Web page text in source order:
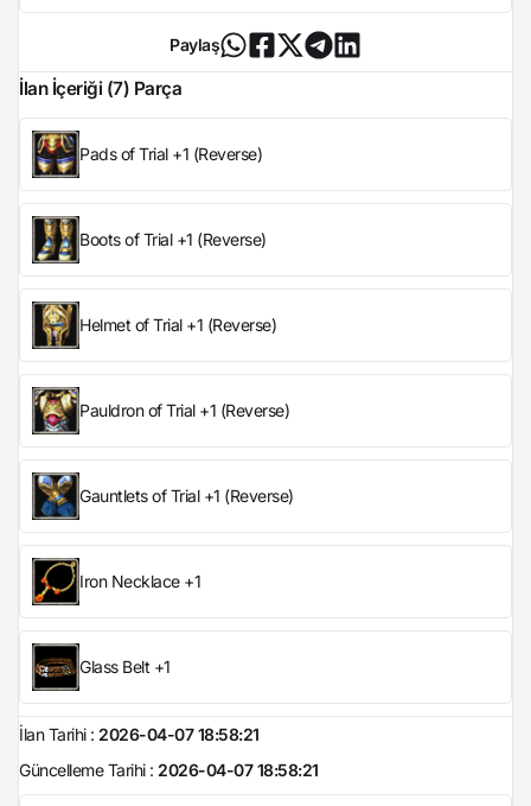
Paylaş
İlan İçeriği (7) Parça
Pads of Trial +1 (Reverse)
Boots of Trial +1 (Reverse)
Helmet of Trial +1 (Reverse)
Pauldron of Trial +1 (Reverse)
Gauntlets of Trial +1 (Reverse)
Iron Necklace +1
Glass Belt +1
İlan Tarihi : 2026-04-07 18:58:21
Güncelleme Tarihi : 2026-04-07 18:58:21